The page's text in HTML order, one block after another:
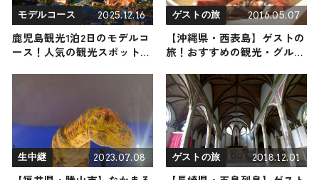
モデルコース 2025.12.16
鹿児島観光1泊2日のモデルコ
ース！人気の観光スポット・
ゲストの旅 2016.05.07
【沖縄県・西表島】ゲストの
旅！おすすめの観光・グルメ
生中継 2023.07.08 ゲストの旅 2018.12.01